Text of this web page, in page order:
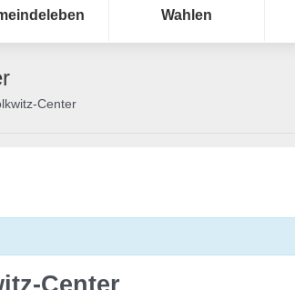
Wahlen
Center
Center